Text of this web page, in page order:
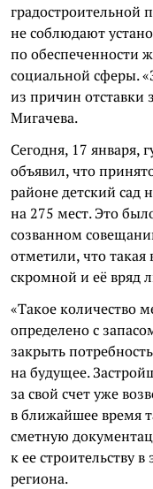
градостроительной
не соблюдают
по обеспеченности
социальной сферы.
из причин отставки
Мигачева.
Сегодня, 17 января,
объявил, что
районе детский сад
на 275 мест. Это
созванном
отметили, что такая
скромной и её вряд
«Такое количество
определено с
закрыть
на будущее.
за свой счет уже
в ближайшее время
сметную
к ее строительству
региона.